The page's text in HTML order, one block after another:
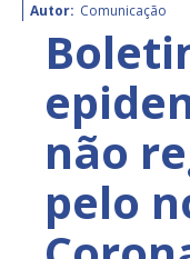
Autor: Comunicação
não
pelo